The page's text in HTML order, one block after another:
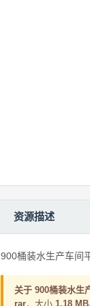
资源描述
900桶装水生产车间
关于 900桶装水生
rar，大小 1.18 MB